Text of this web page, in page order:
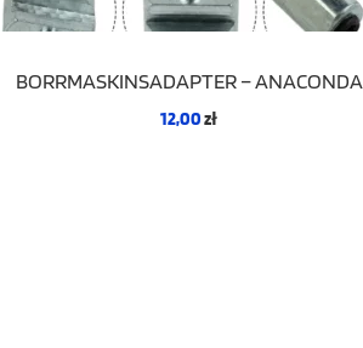
BORRMASKINSADAPTER – ANACONDA
12,00zł